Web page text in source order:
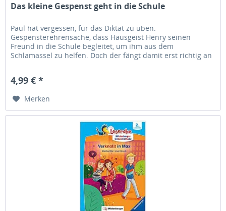
Das kleine Gespenst geht in die Schule
Paul hat vergessen, für das Diktat zu üben.
Gespensterehrensache, dass Hausgeist Henry seinen
Freund in die Schule begleitet, um ihm aus dem
Schlamassel zu helfen. Doch der fängt damit erst richtig an
4,99 € *
Merken